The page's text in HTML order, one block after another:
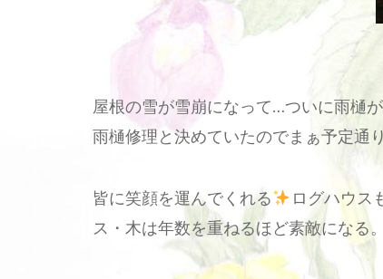
屋根の雪が雪崩になって…ついに雨樋
雨樋修理と決めていたのでまぁ予定通り
皆に笑顔を運んでくれる ログハウス
ス・木は年数を重ねるほど素敵になる。